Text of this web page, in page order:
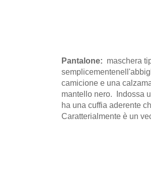
Pantalone: maschera
camicione e una
mantello nero. Indossa
ha una cuffia aderente
Caratterialmente è un